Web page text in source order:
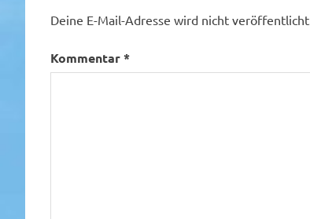
Deine E-Mail-Adresse wird nicht veröffentlicht.
Kommentar*